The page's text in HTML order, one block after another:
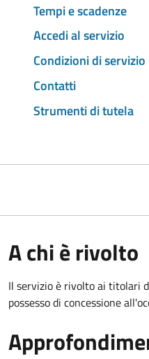
Tempi e scadenze
Accedi al servizio
Condizioni di servizio
Contatti
Strumenti di tutela
A chi è rivolto
Il servizio è rivolto ai titolari
possesso di concessione